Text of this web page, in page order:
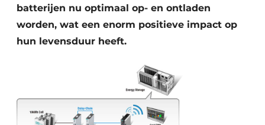
batterijen nu optimaal op- en ontladen
worden, wat een enorm positieve impact op
hun levensduur heeft.